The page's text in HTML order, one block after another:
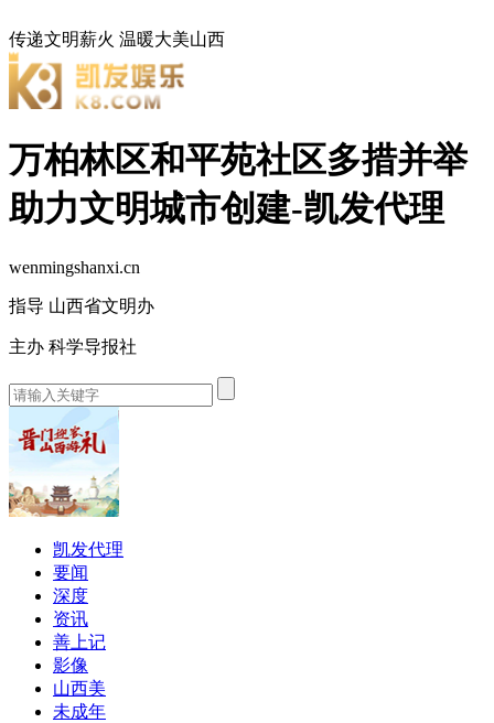
传递文明薪火 温暖大美山西
万柏林区和平苑社区多措并举
助力文明城市创建-凯发代理
wenmingshanxi.cn
指导 山西省文明办
主办 科学导报社
凯发代理
要闻
深度
资讯
善上记
影像
山西美
未成年